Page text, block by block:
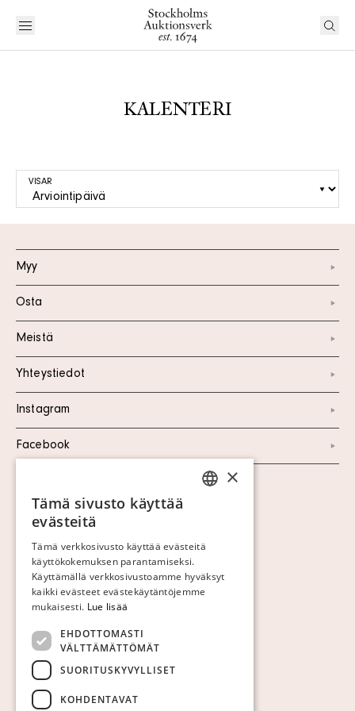
KALENTERI
VISAR
Myy
Osta
Meistä
Yhteystiedot
Instagram
Facebook
×
Tämä sivusto käyttää
evästeitä
Tämä verkkosivusto käyttää evästeitä
käyttökokemuksen parantamiseksi.
Käyttämällä verkkosivustoamme hyväksyt
kaikki evästeet evästekäytäntöjemme
mukaisesti. Lue lisää
EHDOTTOMASTI
VÄLTTÄMÄTTÖMÄT
SUORITUSKYVYLLISET
KOHDENTAVAT